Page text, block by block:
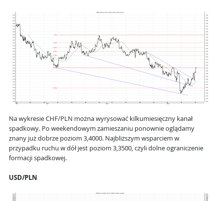
Na wykresie CHF/PLN można wyrysować kilkumiesięczny kanał
spadkowy. Po weekendowym zamieszaniu ponownie oglądamy
znany już dobrze poziom 3,4000. Najbliższym wsparciem w
przypadku ruchu w dół jest poziom 3,3500, czyli dolne ograniczenie
formacji spadkowej.
USD/PLN